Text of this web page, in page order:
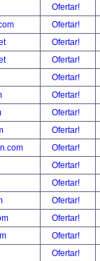
Ofertar!
Ofertar!
Ofertar!
Ofertar!
Ofertar!
Ofertar!
Ofertar!
Ofertar!
Ofertar!
Ofertar!
Ofertar!
Ofertar!
Ofertar!
Ofertar!
Ofertar!